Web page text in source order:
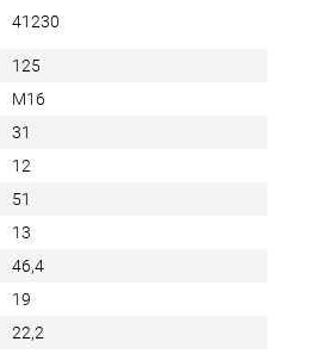
41230
125
M16
31
12
51
13
46,4
19
22,2